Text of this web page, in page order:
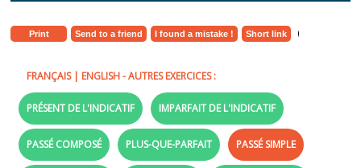
Print Send to a friend I found a mistake ! Short link
FRANÇAIS| ENGLISH- AUTRES EXERCICES :
PRÉSENT DE L'INDICATIF IMPARFAIT DE L'INDICATIF
PASSÉ COMPOSÉ PLUS-QUE-PARFAIT PASSÉ SIMPLE